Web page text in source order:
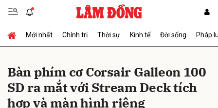
Mới nhất Chính trị Thời sự Kinh tế Đời sống Pháp
Bàn phím cơ Corsair Galleon 100
SD ra mắt với Stream Deck tích
hợp và màn hình riêng
Gửi bình luận